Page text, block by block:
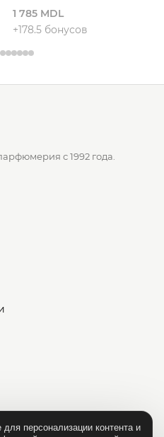
набор
1 785 MDL
+178.5 бонусов
с 1992 года.
персонализации контента и